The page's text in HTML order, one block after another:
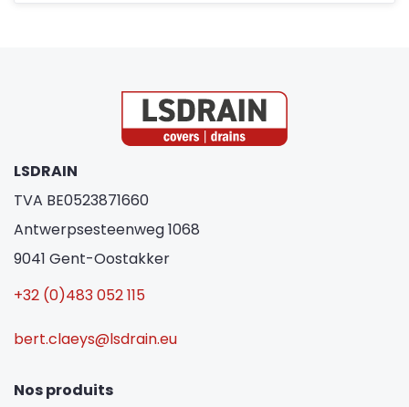
LSDRAIN
TVA BE0523871660
Antwerpsesteenweg 1068
9041 Gent-Oostakker
+32 (0)483 052 115
bert.claeys@lsdrain.eu
Nos produits